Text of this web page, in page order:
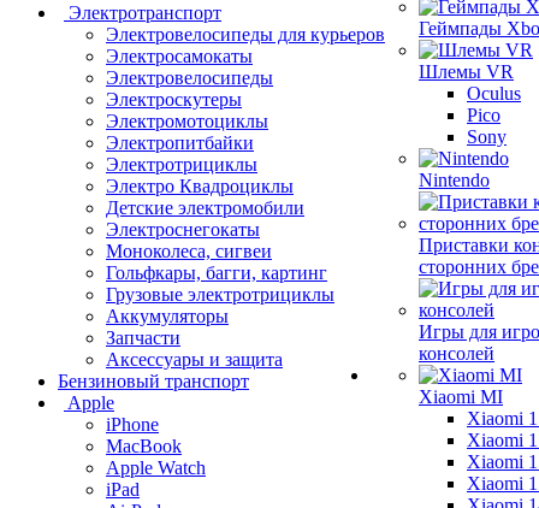
Геймпады
Шлемы VR
Oculus
Pico
Sony
Nintendo
Приставки
сторонних
Игры для
консолей
Xiaomi MI
Xiaomi
Xiaomi
Xiaomi
Xiaomi
Электротранспорт
Электровелосипеды для курьеров
Электросамокаты
Электровелосипеды
Электроскутеры
Электромотоциклы
Электропитбайки
Электротрициклы
Электро Квадроциклы
Детские электромобили
Электроснегокаты
Моноколеса, сигвеи
Гольфкары, багги, картинг
Грузовые электротрициклы
Аккумуляторы
Запчасти
Аксессуары и защита
Бензиновый транспорт
Apple
iPhone
MacBook
Apple Watch
iPad